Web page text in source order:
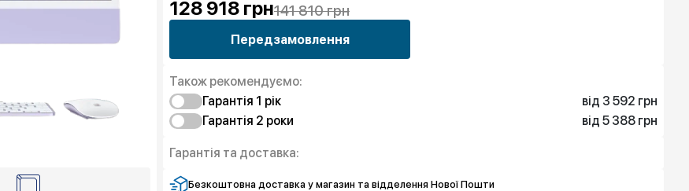
128 918 грн141 810 грн
Передзамовлення
Також рекомендуємо:
Гарантія 1 рiк
від 3 592 грн
Захист від браку
3 592 грн
Гарантія 2 роки
від 5 388 грн
Гарантія та доставка:
Безкоштовна доставка у магазин та відделення Нової Пошти